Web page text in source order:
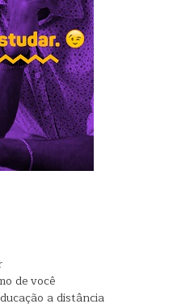
de você
a distância